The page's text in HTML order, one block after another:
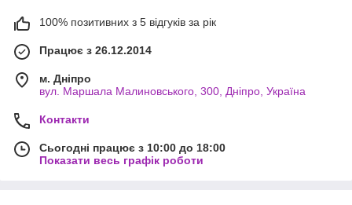
100% позитивних з 5 відгуків за рік
Працює з 26.12.2014
м. Дніпро
вул. Маршала Малиновського, 300, Дніпро, Україна
Контакти
Сьогодні працює з 10:00 до 18:00
Показати весь графік роботи